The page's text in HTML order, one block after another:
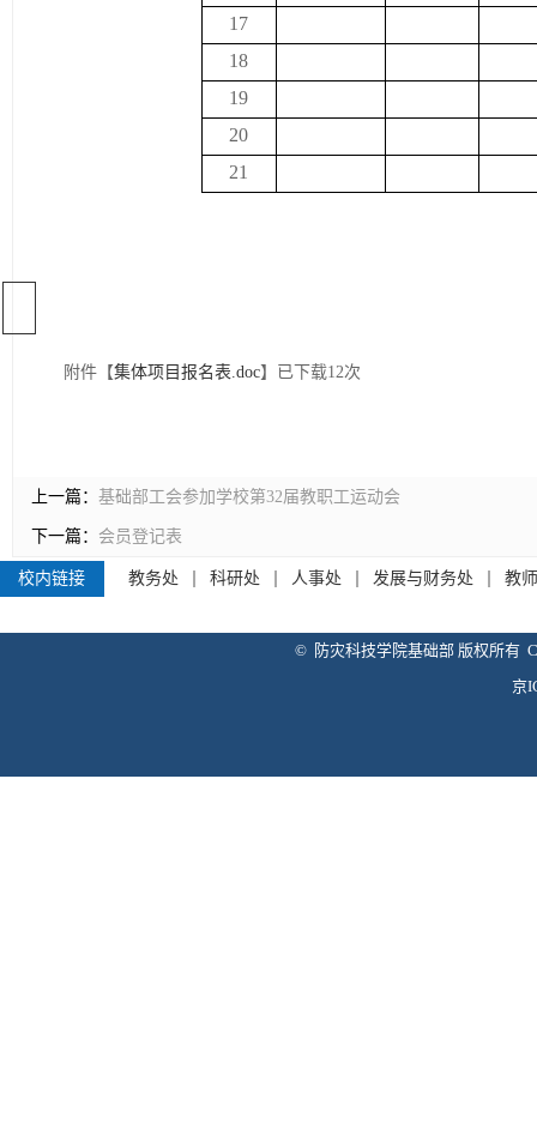
17
18
19
20
21
附件【集体项目报名表.doc】已下载12次
上一篇： 基础部工会参加学校第32届教职工运动会
下一篇： 会员登记表
校内链接 教务处 科研处 人事处 发展与财务处 教
© 防灾科技学院基础部 版权所有
京